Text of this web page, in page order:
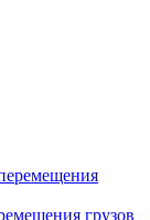
грузов